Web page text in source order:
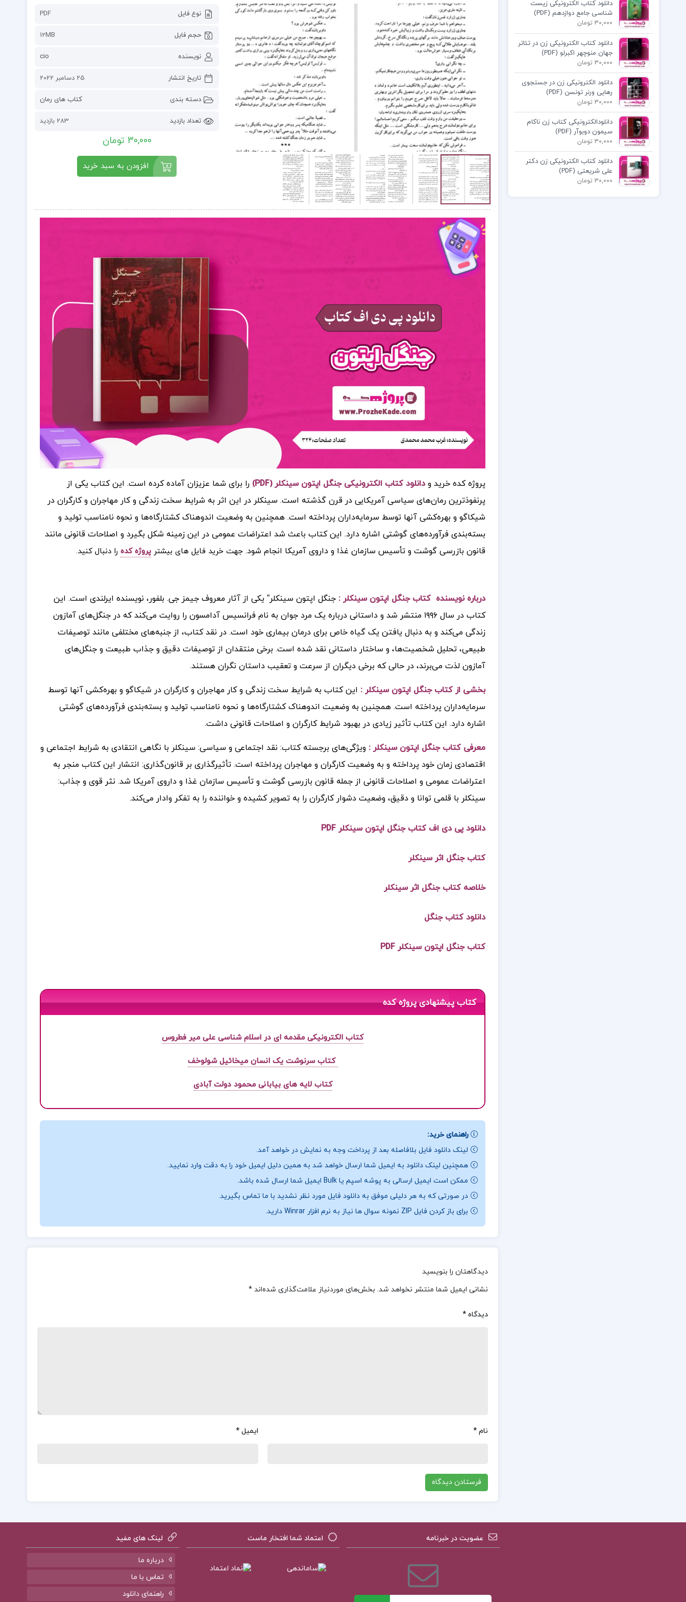
نوع فایل PDF
حجم فایل 12MB
نویسنده cio
تاریخ انتشار 25 دسامبر 2022
دسته بندی کتاب های رمان
تعداد بازدید 283 بازدید
30,000 تومان
افزودن به سبد خرید
پروژه کده خرید و دانلود کتاب الکترونیکی جنگل اپتون سینکلر (PDF)
را برای شما عزیزان آماده کرده است. این کتاب یکی از
پرنفوذترین رمان‌های سیاسی آمریکایی در قرن گذشته است. سینکلر در این اثر به شرایط سخت زندگی و کار مهاجران و کارگران در
شیکاگو و بهره‌کشی آنها توسط سرمایه‌داران پرداخته است. همچنین به وضعیت اندوهناک کشتارگاه‌ها و نحوه نامناسب تولید و
بسته‌بندی فرآورده‌های گوشتی اشاره دارد. این کتاب باعث شد اعتراضات عمومی در این زمینه شکل بگیرد و اصلاحات قانونی مانند
قانون بازرسی گوشت و تأسیس سازمان غذا و داروی آمریکا انجام شود. جهت خرید فایل های بیشتر پروژه کدهرا دنبال کنید.
درباره نویسنده کتاب جنگل اپتون سینکلر : جنگل اپتون سینکلر” یکی از آثار معروف جیمز جی. بلفور، نویسنده ایرلندی است. این
کتاب در سال ۱۹۹۶ منتشر شد و داستانی درباره یک مرد جوان به نام فرانسیس آدامسون را روایت می‌کند که در جنگل‌های آمازون
زندگی می‌کند و به دنبال یافتن یک گیاه خاص برای درمان بیماری خود است. در نقد کتاب، از جنبه‌های مختلفی مانند توصیفات
طبیعی، تحلیل شخصیت‌ها، و ساختار داستانی نقد شده است. برخی منتقدان از توصیفات دقیق و جذاب طبیعت و جنگل‌های
آمازون لذت می‌برند، در حالی که برخی دیگران از سرعت و تعقیب داستان نگران هستند.
بخشی از کتاب جنگل اپتون سینکلر : این کتاب به شرایط سخت زندگی و کار مهاجران و کارگران در شیکاگو و بهره‌کشی آنها توسط
سرمایه‌داران پرداخته است. همچنین به وضعیت اندوهناک کشتارگاه‌ها و نحوه نامناسب تولید و بسته‌بندی فرآورده‌های گوشتی
اشاره دارد. این کتاب تأثیر زیادی در بهبود شرایط کارگران و اصلاحات قانونی داشت.
معرفی کتاب جنگل اپتون سینکلر : ویژگی‌های برجسته کتاب: نقد اجتماعی و سیاسی: سینکلر با نگاهی انتقادی به شرایط اجتماعی و
اقتصادی زمان خود پرداخته و به وضعیت کارگران و مهاجران پرداخته است. تأثیرگذاری بر قانون‌گذاری: انتشار این کتاب منجر به
اعتراضات عمومی و اصلاحات قانونی از جمله قانون بازرسی گوشت و تأسیس سازمان غذا و داروی آمریکا شد. نثر قوی و جذاب:
سینکلر با قلمی توانا و دقیق، وضعیت دشوار کارگران را به تصویر کشیده و خواننده را به تفکر وادار می‌کند.
دانلود پی دی اف کتاب جنگل اپتون سینکلر PDF
کتاب جنگل اثر سینکلر
خلاصه کتاب جنگل اثر سینکلر
دانلود کتاب جنگل
کتاب جنگل اپتون سینکلر PDF
کتاب پیشنهادی پروژه کده
کتاب الکترونیکی مقدمه ای در اسلام شناسی علی میر فطروس
کتاب سرنوشت یک انسان میخائیل شولوخف
کتاب لایه های بیابانی محمود دولت آبادی
راهنمای خرید:
لینک دانلود فایل بلافاصله بعد از پرداخت وجه به نمایش در خواهد آمد.
همچنین لینک دانلود به ایمیل شما ارسال خواهد شد به همین دلیل ایمیل خود را به دقت وارد نمایید.
ممکن است ایمیل ارسالی به پوشه اسپم یا Bulk ایمیل شما ارسال شده باشد.
در صورتی که به هر دلیلی موفق به دانلود فایل مورد نظر نشدید با ما تماس بگیرید.
برای باز کردن فایل ZIP نمونه سوال ها نیاز به نرم افزار Winrar دارید.
دیدگاهتان را بنویسید
نشانی ایمیل شما منتشر نخواهد شد. بخش‌های موردنیاز علامت‌گذاری شده‌اند *
دیدگاه *
نام * ایمیل *
دانلود کتاب الکترونیکی زیست
شناسی جامع دوازدهم (PDF)
30,000 تومان
دانلود کتاب الکترونیکی زن در تئاتر
جهان منوچهر اکبرلو (PDF)
30,000 تومان
دانلود الکترونیکی زن در جستجوی
رهایی ورنر تونسن (PDF)
30,000 تومان
دانلودالکترونیکی کتاب زن ناکام
سیمون دوبوآر (PDF)
30,000 تومان
دانلود کتاب الکترونیکی زن دکتر
علی شریعتی (PDF)
30,000 تومان
عضویت در خبرنامه اعتماد شما افتخار ماست لینک های مفید
درباره ما
تماس با ما
راهنمای دانلود